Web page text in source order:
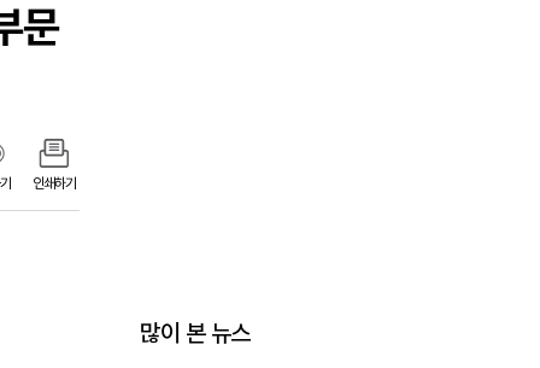
문
인쇄하기
많이 본 뉴스